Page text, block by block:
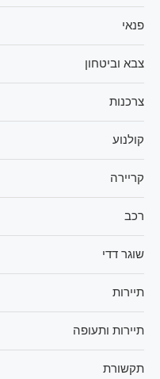
פנאי
צבא וביטחון
צרכנות
קולנוע
קריירה
רכב
שוגר דדי
תיירות
תיירות ותעופה
תקשורת